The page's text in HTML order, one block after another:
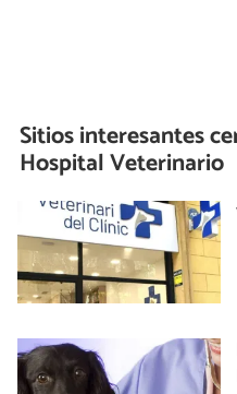
Sitios interesantes
Hospital Veterinario